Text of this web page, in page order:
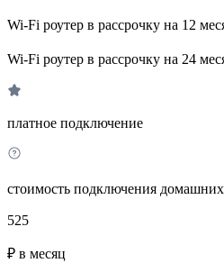
Wi-Fi роутер в рассрочку на 12
Wi-Fi роутер в рассрочку на 24
платное подключение
стоимость подключения домашних
525
₽ в месяц